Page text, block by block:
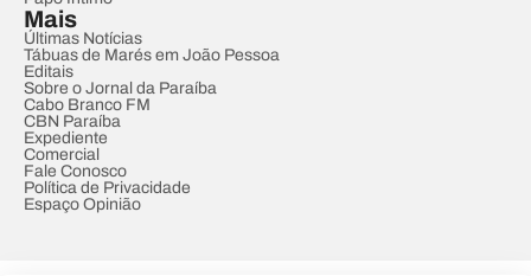
Mais
Últimas Notícias
Tábuas de Marés em João Pessoa
Editais
Sobre o Jornal da Paraíba
Cabo Branco FM
CBN Paraíba
Expediente
Comercial
Fale Conosco
Política de Privacidade
Espaço Opinião